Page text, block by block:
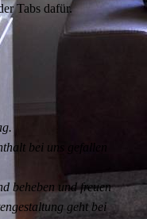
Tabs dafür.
bei uns gefallen
beheben und freuen
geht bei